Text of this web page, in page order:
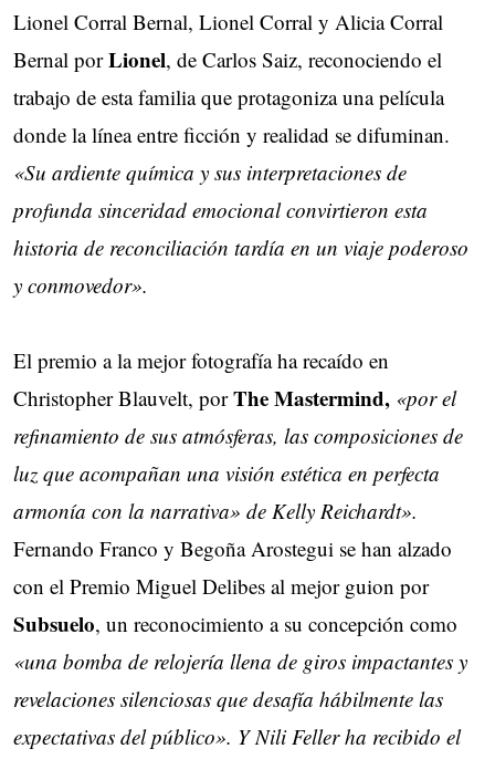
Lionel Corral Bernal, Lionel Corral y Alicia Corral
Bernal porLionel, de Carlos Saiz, reconociendo el
trabajo de esta familia que protagoniza una película
donde la línea entre ficción y realidad se difuminan.
«Su ardiente química y sus interpretaciones de
profunda sinceridad emocional convirtieron esta
historia de reconciliación tardía en un viaje poderoso
y conmovedor».
El premio a la mejor fotografía ha recaído en
Christopher Blauvelt, porThe Mastermind, «por el
refinamiento de sus atmósferas, las composiciones de
luz que acompañan una visión estética en perfecta
armonía con la narrativa» de Kelly Reichardt».
Fernando Franco y Begoña Arostegui se han alzado
con el Premio Miguel Delibes al mejor guion por
Subsuelo, un reconocimiento a su concepción como
«una bomba de relojería llena de giros impactantes y
revelaciones silenciosas que desafía hábilmente las
expectativas del público». Y Nili Feller ha recibido el